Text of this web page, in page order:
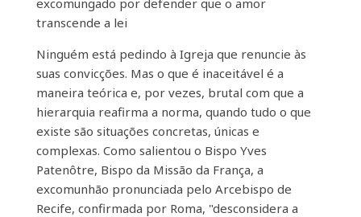
excomungado por defender que o amor
transcende a lei
Ninguém está pedindo à Igreja que renuncie às
suas convicções. Mas o que é inaceitável é a
maneira teórica e, por vezes, brutal com que a
hierarquia reafirma a norma, quando tudo o que
existe são situações concretas, únicas e
complexas. Como salientou o Bispo Yves
Patenôtre, Bispo da Missão da França, a
excomunhão pronunciada pelo Arcebispo de
Recife, confirmada por Roma, "desconsidera a